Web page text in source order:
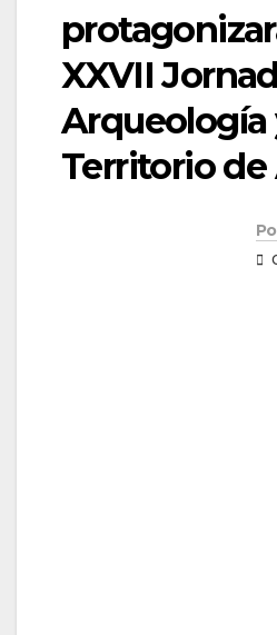
XXVII
Arqueología
Territorio de